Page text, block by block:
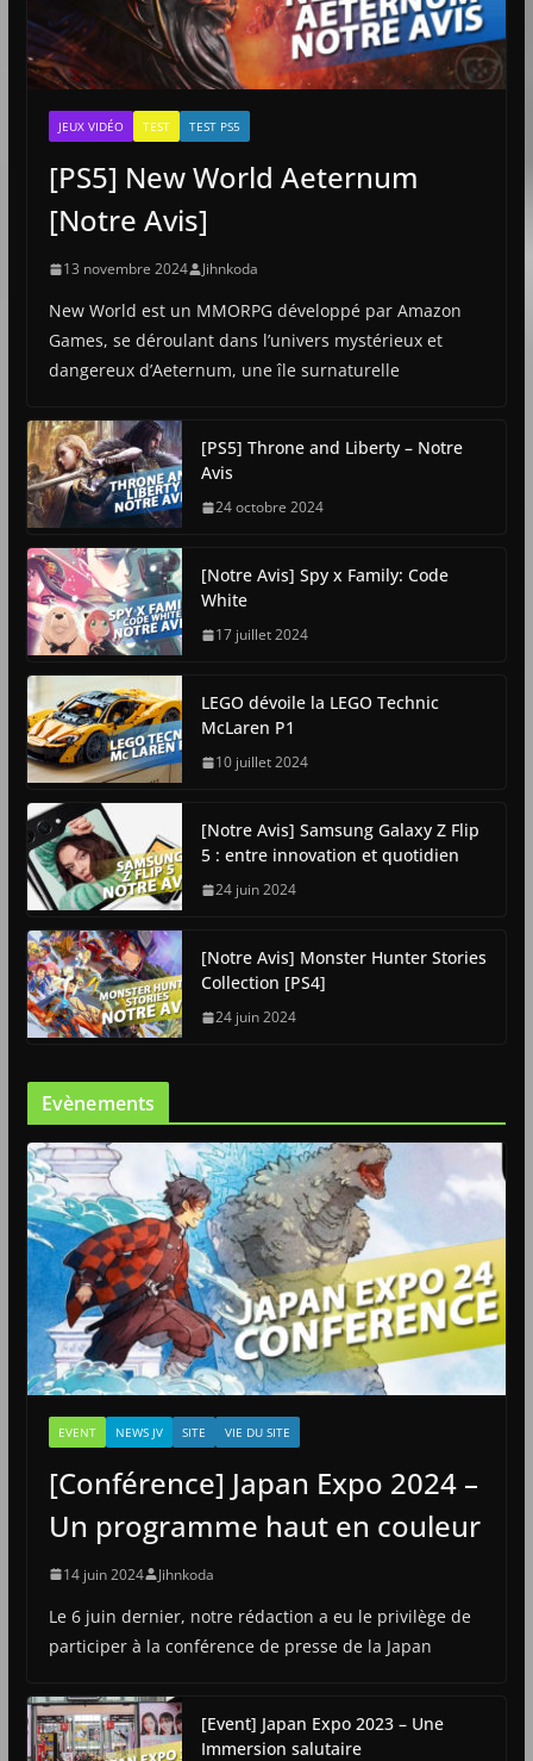
JEUX VIDÉO TEST TEST PS5
[PS5] New World Aeternum
[Notre Avis]
13 novembre 2024 Jihnkoda
New World est un MMORPG développé par Amazon
Games, se déroulant dans l’univers mystérieux et
dangereux d’Aeternum, une île surnaturelle
[PS5] Throne and Liberty – Notre
Avis
24 octobre 2024
[Notre Avis] Spy x Family: Code
White
17 juillet 2024
LEGO dévoile la LEGO Technic
McLaren P1
10 juillet 2024
[Notre Avis] Samsung Galaxy Z Flip
5 : entre innovation et quotidien
24 juin 2024
[Notre Avis] Monster Hunter Stories
Collection [PS4]
24 juin 2024
Evènements
EVENT NEWS JV SITE VIE DU SITE
[Conférence] Japan Expo 2024 –
Un programme haut en couleur
14 juin 2024 Jihnkoda
Le 6 juin dernier, notre rédaction a eu le privilège de
participer à la conférence de presse de la Japan
[Event] Japan Expo 2023 – Une
Immersion salutaire